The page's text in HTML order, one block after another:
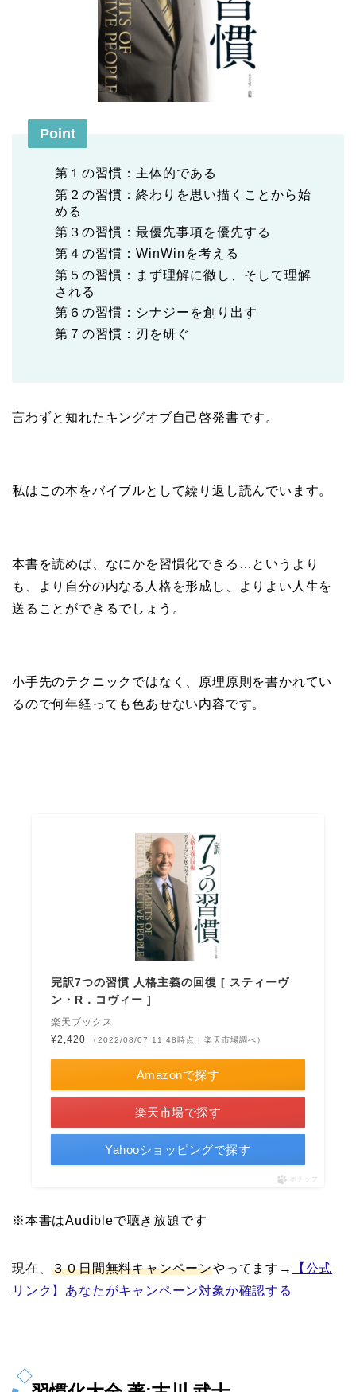
Point
第１の習慣：主体的である
第２の習慣：終わりを思い描くことから始
める
第３の習慣：最優先事項を優先する
第４の習慣：WinWinを考える
第５の習慣：まず理解に徹し、そして理解
される
第６の習慣：シナジーを創り出す
第７の習慣：刃を研ぐ
言わずと知れたキングオブ自己啓発書です。
私はこの本をバイブルとして繰り返し読んでいます。
本書を読めば、なにかを習慣化できる…というより
も、より自分の内なる人格を形成し、よりよい人生を
送ることができるでしょう。
小手先のテクニックではなく、原理原則を書かれてい
るので何年経っても色あせない内容です。
完訳7つの習慣 人格主義の回復 [ スティーヴ
ン・R．コヴィー ]
楽天ブックス
¥2,420
（2022/08/07 11:48時点 | 楽天市場調べ）
Amazonで探す
楽天市場で探す
Yahooショッピングで探す
ポチップ
※本書はAudibleで聴き放題です
現在、３０日間無料キャンペーンやってます→
【公式
リンク】あなたがキャンペーン対象か確認する